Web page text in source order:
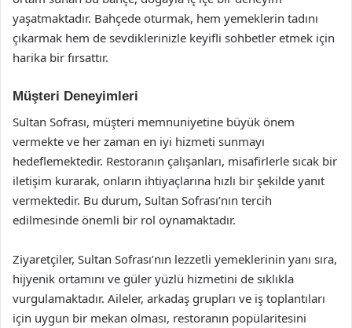
yaşatmaktadır. Bahçede oturmak, hem yemeklerin tadını
çıkarmak hem de sevdiklerinizle keyifli sohbetler etmek için
harika bir fırsattır.
Müşteri Deneyimleri
Sultan Sofrası, müşteri memnuniyetine büyük önem
vermekte ve her zaman en iyi hizmeti sunmayı
hedeflemektedir. Restoranın çalışanları, misafirlerle sıcak bir
iletişim kurarak, onların ihtiyaçlarına hızlı bir şekilde yanıt
vermektedir. Bu durum, Sultan Sofrası’nın tercih
edilmesinde önemli bir rol oynamaktadır.
Ziyaretçiler, Sultan Sofrası’nın lezzetli yemeklerinin yanı sıra,
hijyenik ortamını ve güler yüzlü hizmetini de sıklıkla
vurgulamaktadır. Aileler, arkadaş grupları ve iş toplantıları
için uygun bir mekan olması, restoranın popülaritesini